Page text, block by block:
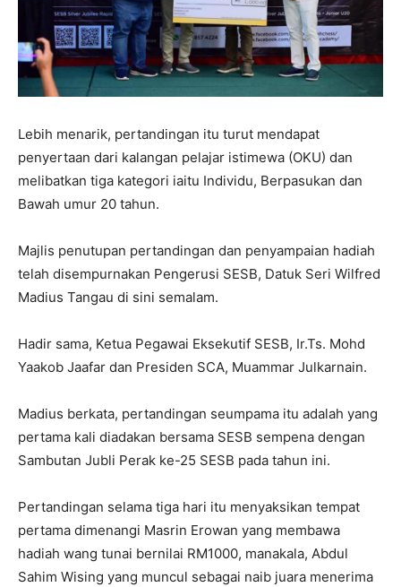
Lebih menarik, pertandingan itu turut mendapat
penyertaan dari kalangan pelajar istimewa (OKU) dan
melibatkan tiga kategori iaitu Individu, Berpasukan dan
Bawah umur 20 tahun.
Majlis penutupan pertandingan dan penyampaian hadiah
telah disempurnakan Pengerusi SESB, Datuk Seri Wilfred
Madius Tangau di sini semalam.
Hadir sama, Ketua Pegawai Eksekutif SESB, Ir.Ts. Mohd
Yaakob Jaafar dan Presiden SCA, Muammar Julkarnain.
Madius berkata, pertandingan seumpama itu adalah yang
pertama kali diadakan bersama SESB sempena dengan
Sambutan Jubli Perak ke-25 SESB pada tahun ini.
Pertandingan selama tiga hari itu menyaksikan tempat
pertama dimenangi Masrin Erowan yang membawa
hadiah wang tunai bernilai RM1000, manakala, Abdul
Sahim Wising yang muncul sebagai naib juara menerima